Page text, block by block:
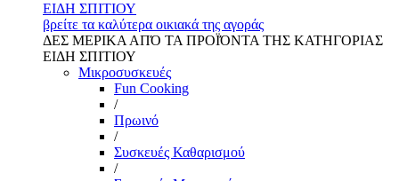
ΕΙΔΗ ΣΠΙΤΙΟΥ
βρείτε τα καλύτερα οικιακά της αγοράς
ΔΕΣ ΜΕΡΙΚΑ ΑΠΌ ΤΑ ΠΡΟΪΌΝΤΑ ΤΗΣ ΚΑΤΗΓΟΡΙΑΣ
ΕΙΔΗ ΣΠΙΤΙΟΥ
Μικροσυσκευές
Fun Cooking
/
Πρωινό
/
Συσκευές Καθαρισμού
/